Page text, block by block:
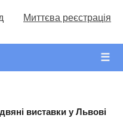
Миттєва реєстрація
☰
виставки у Львові